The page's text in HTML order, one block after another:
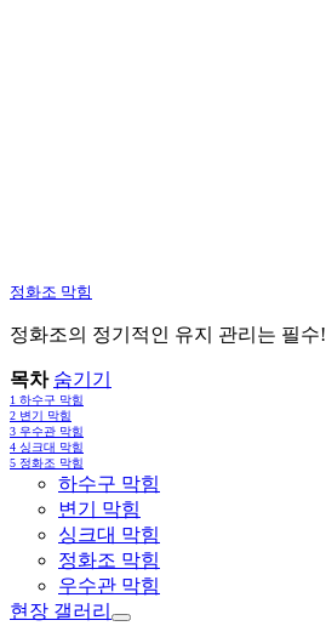
정화조 막힘
정화조의 정기적인 유지 관리는 필수!
목차 숨기기
1 하수구 막힘
2 변기 막힘
3 우수관 막힘
4 싱크대 막힘
5 정화조 막힘
하수구 막힘
변기 막힘
싱크대 막힘
정화조 막힘
우수관 막힘
현장 갤러리